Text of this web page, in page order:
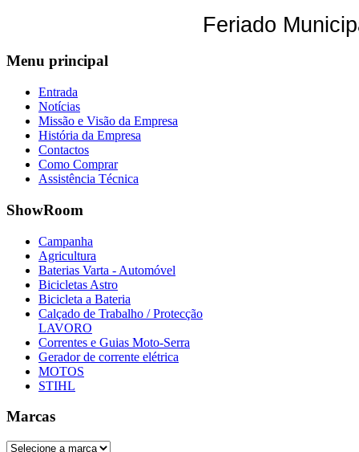
Feriado
Menu principal
Entrada
Notícias
Missão e Visão da Empresa
História da Empresa
Contactos
Como Comprar
Assistência Técnica
ShowRoom
Campanha
Agricultura
Baterias Varta - Automóvel
Bicicletas Astro
Bicicleta a Bateria
Calçado de Trabalho / Protecção
LAVORO
Correntes e Guias Moto-Serra
Gerador de corrente elétrica
MOTOS
STIHL
Marcas